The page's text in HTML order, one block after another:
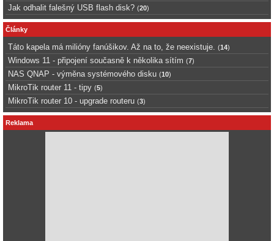
Jak odhalit falešný USB flash disk? (20)
Články
Táto kapela má milióny fanúšikov. Až na to, že neexistuje. (14)
Windows 11 - připojení současně k několika sítím (7)
NAS QNAP - výměna systémového disku (10)
MikroTik router 11 - tipy (5)
MikroTik router 10 - upgrade routeru (3)
Reklama